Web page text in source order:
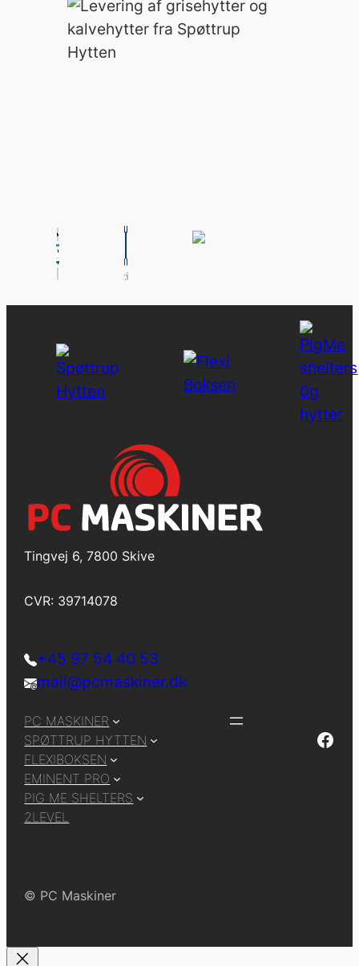
Tingvej 6, 7800 Skive
CVR: 39714078
+45 97 54 40 53
mail@pcmaskiner.dk
PC MASKINER
SPØTTRUP HYTTEN
FLEXIBOKSEN
EMINENT PRO
PIG ME SHELTERS
2LEVEL
Facebook
© PC Maskiner